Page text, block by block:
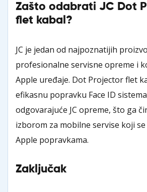
Zašto odabrati JC Dot
flet kabal?
JC je jedan od najpoznatijih
profesionalne servisne opreme i
Apple uređaje. Dot Projector flet
efikasnu popravku Face ID
odgovarajuće JC opreme, što ga
izborom za mobilne servise koji
Apple popravkama.
Zaključak